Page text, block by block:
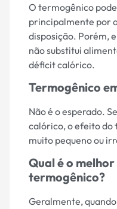
O termogênico
principalmente por
disposição. Porém,
não substitui
déficit calórico.
Termogênico
Não é o esperado.
calórico, o efeito do
muito pequeno ou
Qual é o
termogênico?
Geralmente,